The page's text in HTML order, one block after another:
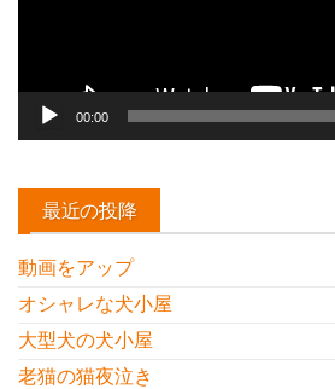
00:00
最近の投降
動画をアップ
オシャレな犬小屋
大型犬の犬小屋
老猫の猫夜泣き